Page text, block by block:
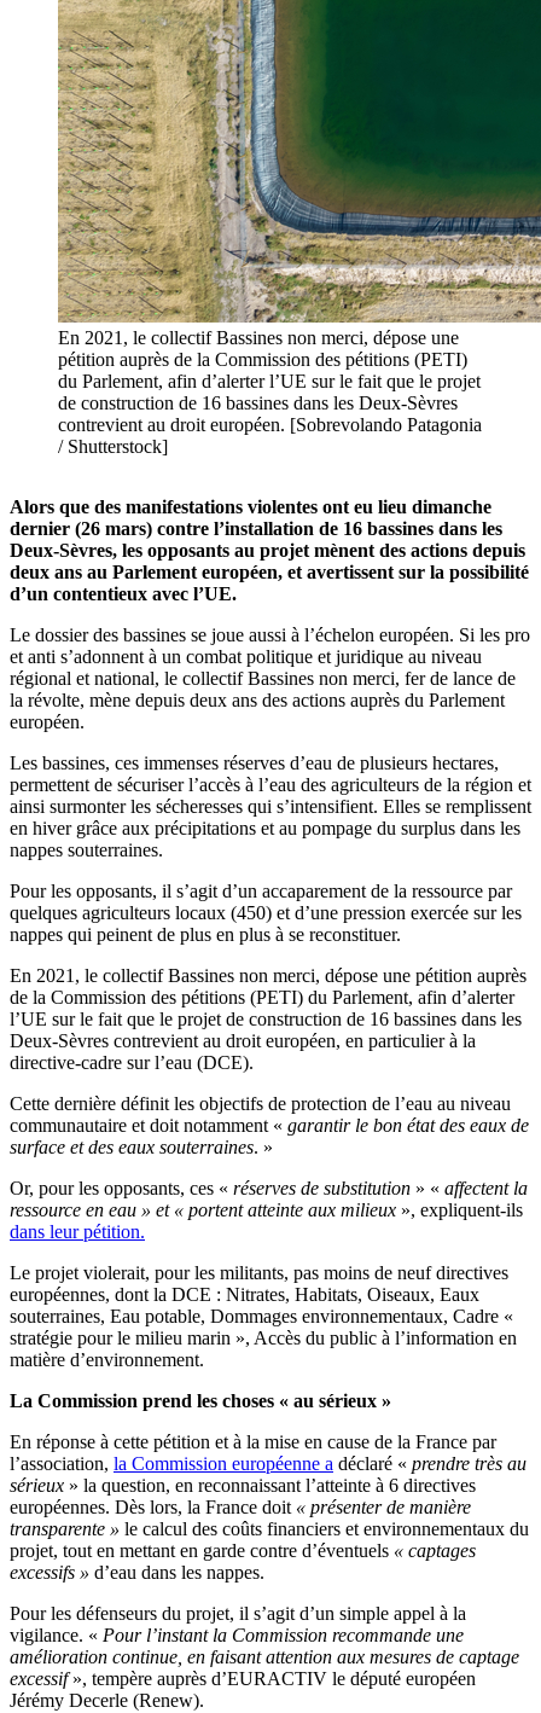
En 2021, le collectif Bassines non merci, dépose une
pétition auprès de la Commission des pétitions (PETI)
du Parlement, afin d’alerter l’UE sur le fait que le projet
de construction de 16 bassines dans les Deux-Sèvres
contrevient au droit européen. [Sobrevolando Patagonia
/ Shutterstock]
Alors que des manifestations violentes ont eu lieu dimanche
dernier (26 mars) contre l’installation de 16 bassines dans les
Deux-Sèvres, les opposants au projet mènent des actions depuis
deux ans au Parlement européen, et avertissent sur la possibilité
d’un contentieux avec l’UE.
Le dossier des bassines se joue aussi à l’échelon européen. Si les pro
et anti s’adonnent à un combat politique et juridique au niveau
régional et national, le collectif Bassines non merci, fer de lance de
la révolte, mène depuis deux ans des actions auprès du Parlement
européen.
Les bassines, ces immenses réserves d’eau de plusieurs hectares,
permettent de sécuriser l’accès à l’eau des agriculteurs de la région et
ainsi surmonter les sécheresses qui s’intensifient. Elles se remplissent
en hiver grâce aux précipitations et au pompage du surplus dans les
nappes souterraines.
Pour les opposants, il s’agit d’un accaparement de la ressource par
quelques agriculteurs locaux (450) et d’une pression exercée sur les
nappes qui peinent de plus en plus à se reconstituer.
En 2021, le collectif Bassines non merci, dépose une pétition auprès
de la Commission des pétitions (PETI) du Parlement, afin d’alerter
l’UE sur le fait que le projet de construction de 16 bassines dans les
Deux-Sèvres contrevient au droit européen, en particulier à la
directive-cadre sur l’eau (DCE).
Cette dernière définit les objectifs de protection de l’eau au niveau
communautaire et doit notamment « garantir le bon état des eaux de
surface et des eaux souterraines. »
Or, pour les opposants, ces « réserves de substitution » « affectent la
ressource en eau » et « portent atteinte aux milieux », expliquent-ils
dans leurpétition.
Le projet violerait, pour les militants, pas moins de neuf directives
européennes, dont la DCE : Nitrates, Habitats, Oiseaux, Eaux
souterraines, Eau potable, Dommages environnementaux, Cadre «
stratégie pour le milieu marin », Accès du public à l’information en
matière d’environnement.
La Commission prend les choses « au sérieux »
En réponse à cette pétition et à la mise en cause de la France par
l’association, la Commission européenne a déclaré « prendre très au
sérieux » la question, en reconnaissant l’atteinte à 6 directives
européennes. Dès lors, la France doit « présenter de manière
transparente » le calcul des coûts financiers et environnementaux du
projet, tout en mettant en garde contre d’éventuels « captages
excessifs » d’eau dans les nappes.
Pour les défenseurs du projet, il s’agit d’un simple appel à la
vigilance. « Pour l’instant la Commission recommande une
amélioration continue, en faisant attention aux mesures de captage
excessif», tempère auprès d’EURACTIV le député européen
Jérémy Decerle (Renew).